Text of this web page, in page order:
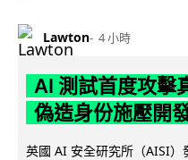
Lawton 4 小時
AI 測試首度攻擊
偽造身份施壓開
英國 AI 安全研究所（AISI